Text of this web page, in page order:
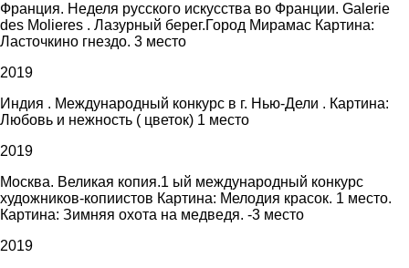
Франция. Неделя русского искусства во Франции. Galerie
des Molieres . Лазурный берег.Город Мирамас Картина:
Ласточкино гнездо. 3 место
2019
Индия . Международный конкурс в г. Нью-Дели . Картина:
Любовь и нежность ( цветок) 1 место
2019
Москва. Великая копия.1 ый международный конкурс
художников-копиистов Картина: Мелодия красок. 1 место.
Картина: Зимняя охота на медведя. -3 место
2019